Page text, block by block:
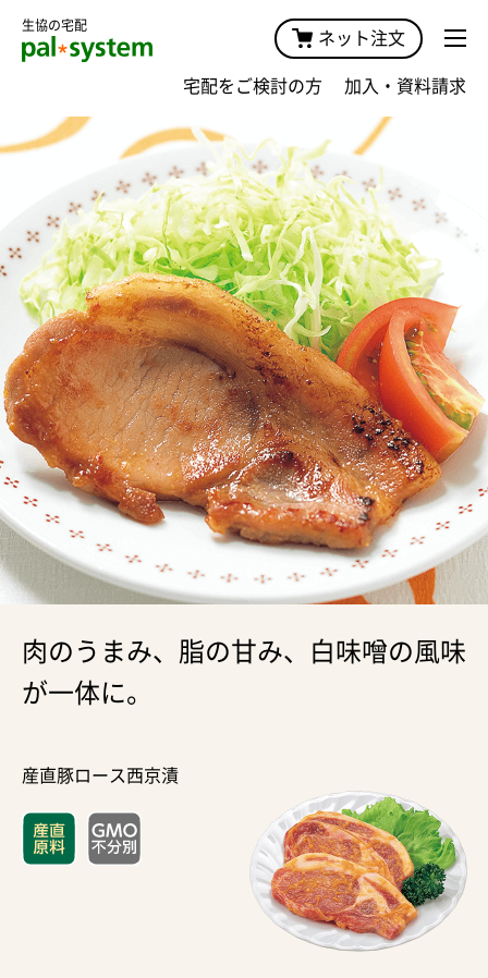
生協の宅配
ネット注文
宅配をご検討の方 加入・資料請求
肉のうまみ、脂の甘み、白味噌の風味
が一体に。
産直豚ロース西京漬